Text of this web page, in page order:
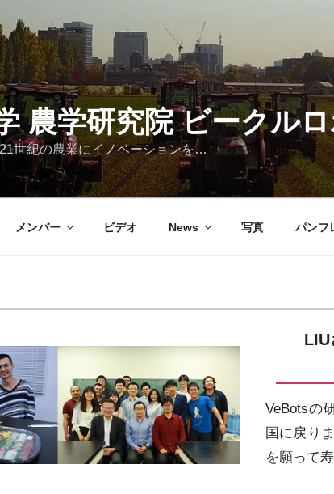
農学研究院 ビークル
世紀の農業にイノベーションを…
メンバー ビデオ News 写真 パンフ
LIU
VeBotsの
国に戻り
を願って